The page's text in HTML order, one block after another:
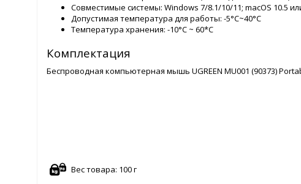
Совместимые системы: Windows 7/8.1/10/11; macOS 10.5
Допустимая температура для работы: -5°C~40°C
Температура хранения: -10°C ~ 60*C
Комплектация
Беспроводная компьютерная мышь UGREEN MU001 (90373)
Вес товара: 100 г